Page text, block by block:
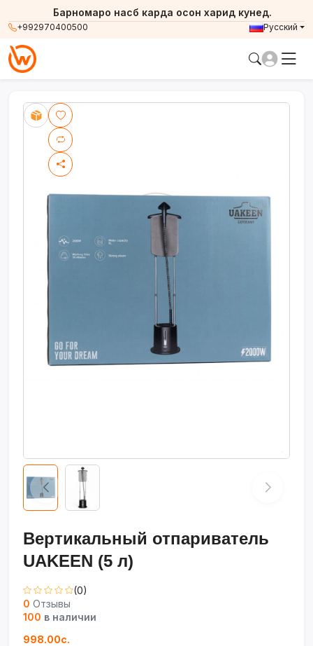
+992970400500
Барномаро насб карда осон харид кунед.
Русский
Вертикальный отпариватель
UAKEEN (5 л)
(0)
0 Отзывы
100 в наличии
998.00с.